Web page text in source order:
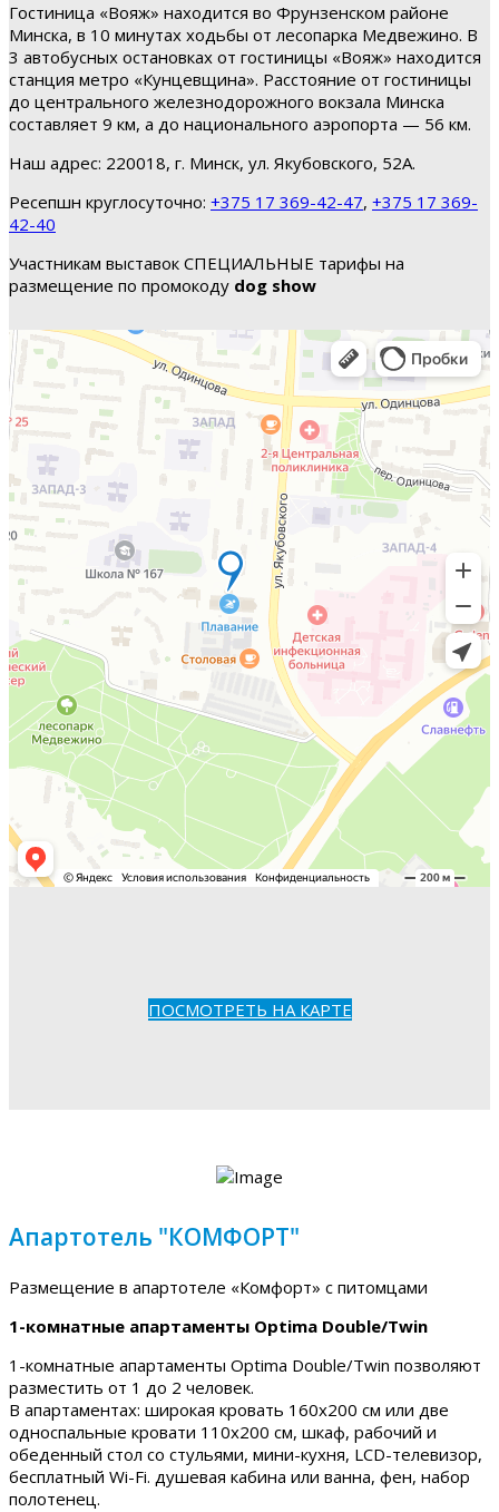
Гостиница «Вояж» находится во Фрунзенском районе
Минска, в 10 минутах ходьбы от лесопарка Медвежино. В
3 автобусных остановках от гостиницы «Вояж» находится
станция метро «Кунцевщина». Расстояние от гостиницы
до центрального железнодорожного вокзала Минска
составляет 9 км, а до национального аэропорта — 56 км.
Наш адрес: 220018, г. Минск, ул. Якубовского, 52А.
Ресепшн круглосуточно: +375 17 369-42-47, +375 17 369-
42-40
Участникам выставок СПЕЦИАЛЬНЫЕ тарифы на
размещение по промокоду dog show
ПОСМОТРЕТЬ НА КАРТЕ
Апартотель "КОМФОРТ"
Размещение в апартотеле «Комфорт» с питомцами
1-комнатные апартаменты Optima Double/Twin
1-комнатные апартаменты Optima Double/Twin позволяют
разместить от 1 до 2 человек.
В апартаментах: широкая кровать 160х200 см или две
односпальные кровати 110х200 см, шкаф, рабочий и
обеденный стол со стульями, мини-кухня, LCD-телевизор,
бесплатный Wi-Fi. душевая кабина или ванна, фен, набор
полотенец.